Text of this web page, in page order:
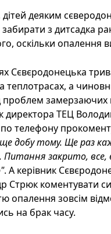
деяким
з дитсадка
оскільки опалення
Сєвєродонецька
теплотрасах, а
проблем замерзаючих
директора ТЕЦ
телефону
добу тому. Ще раз
Питання закрито, все,
. А керівник
Стрюк коментувати
опалення зовсім
на брак часу.